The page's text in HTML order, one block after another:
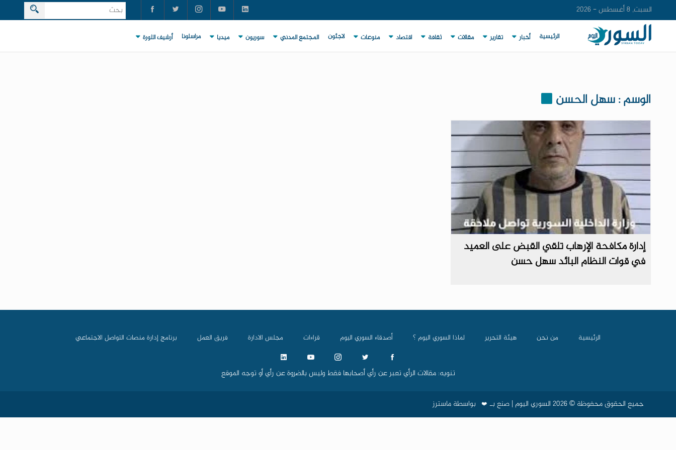
السبت, 8 أغسطس - 2026
الرئيسية أخبار تقارير مقالات ثقافة اقتصاد منوعات لاجئون المجتمع المدني سوريون ميديا مراسلونا أرشيف الثورة
الوسم : سهل الحسن
إدارة مكافحة الإرهاب تلقي القبض على العميد
في قوات النظام البائد سهل حسن
الرئيسية من نحن هيئة التحرير لماذا السوري اليوم ؟ أصدقاء السوري اليوم قراءات مجلس الادارة فريق العمل برنامج إدارة منصات التواصل الاجتماعي
تنويه: مقالات الرأي تعبر عن رأي أصحابها فقط وليس بالضروة عن رأي أو توجه الموقع
جميع الحقوق محفوظة © 2026 السوري اليوم | صنع بـ ❤️ بواسطةماسترز